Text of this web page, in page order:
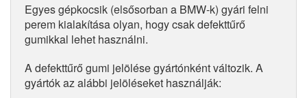
Egyes gépkocsik (elsősorban a BMW-k) gyári felni
perem kialakítása olyan, hogy csak defekttűrő
gumikkal lehet használni.
A defekttűrő gumi jelölése gyártónként változik. A
gyártók az alábbi jelöléseket használják: